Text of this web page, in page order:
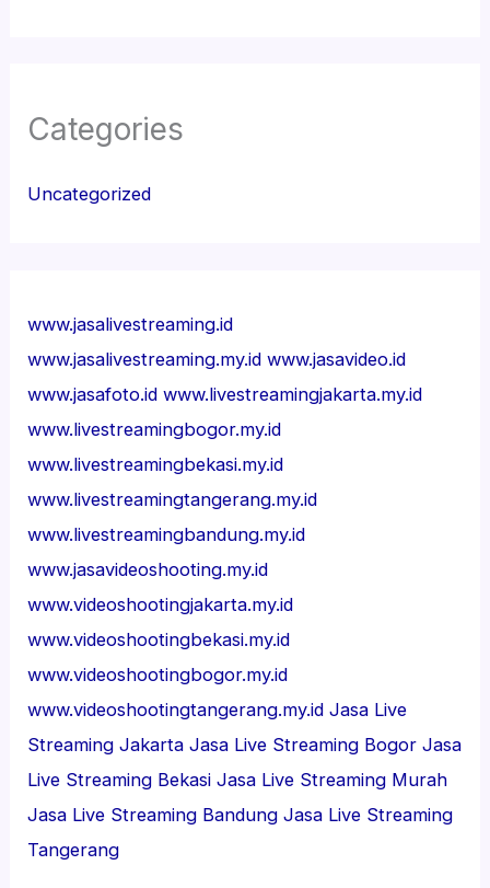
Categories
Uncategorized
www.jasalivestreaming.id
www.jasalivestreaming.my.id www.jasavideo.id
www.jasafoto.id www.livestreamingjakarta.my.id
www.livestreamingbogor.my.id
www.livestreamingbekasi.my.id
www.livestreamingtangerang.my.id
www.livestreamingbandung.my.id
www.jasavideoshooting.my.id
www.videoshootingjakarta.my.id
www.videoshootingbekasi.my.id
www.videoshootingbogor.my.id
www.videoshootingtangerang.my.id Jasa Live
Streaming Jakarta Jasa Live Streaming Bogor Jasa
Live Streaming Bekasi Jasa Live Streaming Murah
Jasa Live Streaming Bandung Jasa Live Streaming
Tangerang